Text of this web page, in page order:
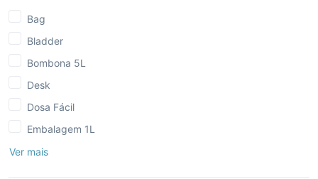
Bag
Bladder
Bombona 5L
Desk
Dosa Fácil
Embalagem 1L
Ver mais